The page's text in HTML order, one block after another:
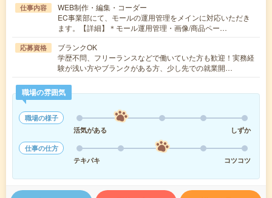
仕事内容
WEB制作・編集・コーダー
EC事業部にて、モールの運用管理をメインに対応いただき
ます。【詳細】＊モール運用管理・画像/商品ペー…
応募資格
ブランクOK
学歴不問、フリーランスなどで働いていた方も歓迎！実務経
験が浅い方やブランクがある方、少し先での就業開…
職場の雰囲気
職場の様子
活気がある
しずか
仕事の仕方
テキパキ
コツコツ